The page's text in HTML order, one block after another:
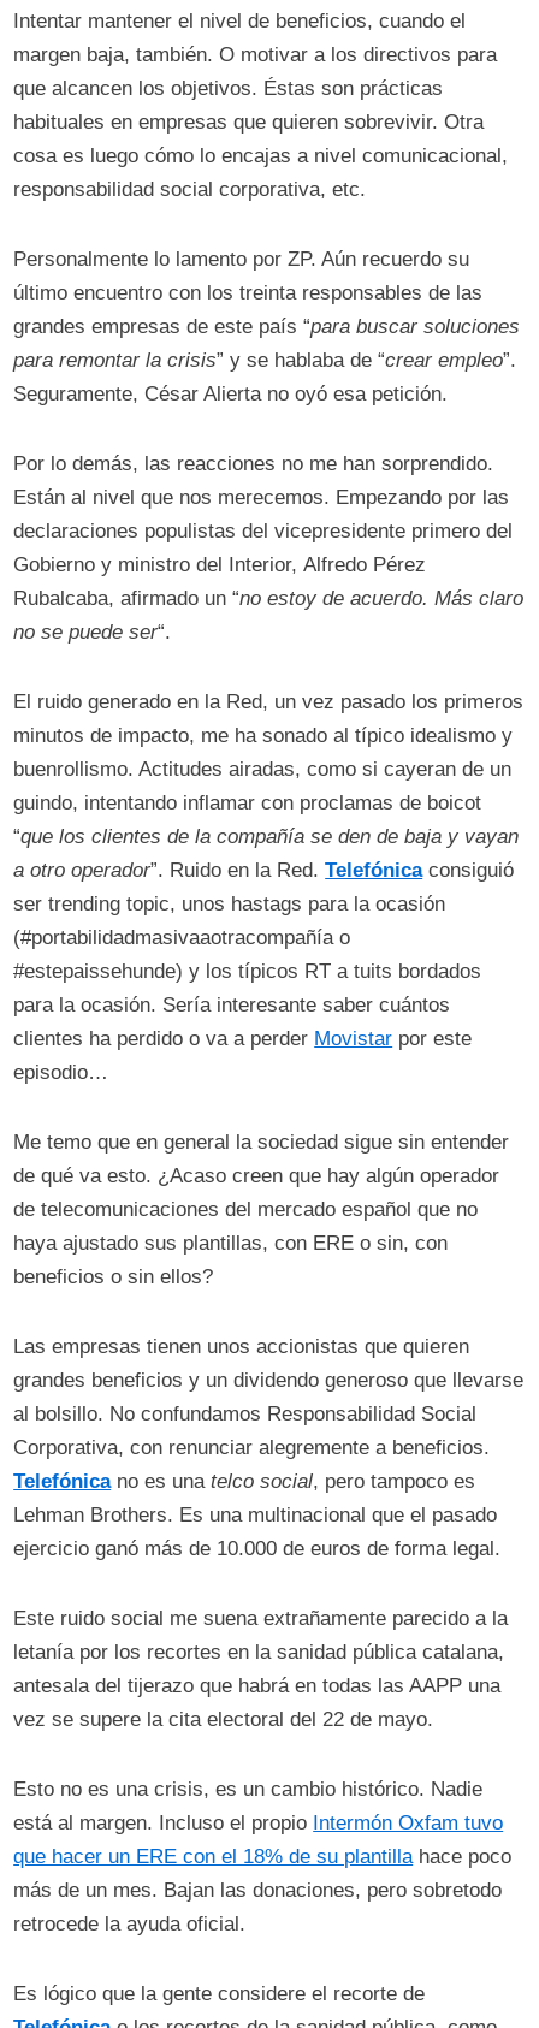
Intentar mantener el nivel de beneficios, cuando el
margen baja, también. O motivar a los directivos para
que alcancen los objetivos. Éstas son prácticas
habituales en empresas que quieren sobrevivir. Otra
cosa es luego cómo lo encajas a nivel comunicacional,
responsabilidad social corporativa, etc.
Personalmente lo lamento por ZP. Aún recuerdo su
último encuentro con los treinta responsables de las
grandes empresas de este país “para buscar soluciones
para remontar la crisis” y se hablaba de “crear empleo”.
Seguramente, César Alierta no oyó esa petición.
Por lo demás, las reacciones no me han sorprendido.
Están al nivel que nos merecemos. Empezando por las
declaraciones populistas del vicepresidente primero del
Gobierno y ministro del Interior, Alfredo Pérez
Rubalcaba, afirmado un “no estoy de acuerdo. Más claro
no se puede ser“.
El ruido generado en la Red, un vez pasado los primeros
minutos de impacto, me ha sonado al típico idealismo y
buenrollismo. Actitudes airadas, como si cayeran de un
guindo, intentando inflamar con proclamas de boicot
“que los clientes de la compañía se den de baja y vayan
a otro operador”. Ruido en la Red.Telefónicaconsiguió
ser trending topic, unos hastags para la ocasión
(#portabilidadmasivaaotracompañía o
#estepaissehunde) y los típicos RT a tuits bordados
para la ocasión. Sería interesante saber cuántos
clientes ha perdido o va a perder Movistar por este
episodio…
Me temo que en general la sociedad sigue sin entender
de qué va esto. ¿Acaso creen que hay algún operador
de telecomunicaciones del mercado español que no
haya ajustado sus plantillas, con ERE o sin, con
beneficios o sin ellos?
Las empresas tienen unos accionistas que quieren
grandes beneficios y un dividendo generoso que llevarse
al bolsillo. No confundamos Responsabilidad Social
Corporativa, con renunciar alegremente a beneficios.
Telefónicano es unatelco social, pero tampoco es
Lehman Brothers. Es una multinacional que el pasado
ejercicio ganó más de 10.000 de euros de forma legal.
Este ruido social me suena extrañamente parecido a la
letanía por los recortes en la sanidad pública catalana,
antesala del tijerazo que habrá en todas las AAPP una
vez se supere la cita electoral del 22 de mayo.
Esto no es una crisis, es un cambio histórico. Nadie
está al margen. Incluso el propio Intermón Oxfam tuvo
que hacer un ERE con el 18% de su plantillahace poco
más de un mes. Bajan las donaciones, pero sobretodo
retrocede la ayuda oficial.
Es lógico que la gente considere el recorte de